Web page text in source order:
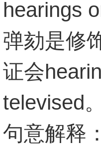
hearings
弹劾是修
证会
televised
句意解释